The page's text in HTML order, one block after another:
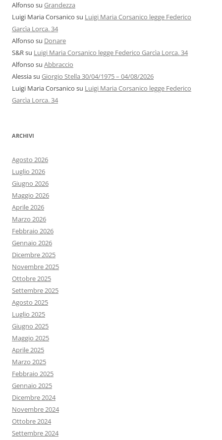
Alfonso su Grandezza
Luigi Maria Corsanico su Luigi Maria Corsanico legge Federico
Garcìa Lorca. 34
Alfonso su Donare
S&Rsu Luigi Maria Corsanico legge Federico Garcìa Lorca. 34
Alfonso su Abbraccio
Alessiasu Giorgio Stella 30/04/1975 – 04/08/2026
Luigi Maria Corsanico su Luigi Maria Corsanico legge Federico
Garcìa Lorca. 34
ARCHIVI
Agosto 2026
Luglio 2026
Giugno 2026
Maggio 2026
Aprile 2026
Marzo 2026
Febbraio 2026
Gennaio 2026
Dicembre 2025
Novembre 2025
Ottobre 2025
Settembre 2025
Agosto 2025
Luglio 2025
Giugno 2025
Maggio 2025
Aprile 2025
Marzo 2025
Febbraio 2025
Gennaio 2025
Dicembre 2024
Novembre 2024
Ottobre 2024
Settembre 2024